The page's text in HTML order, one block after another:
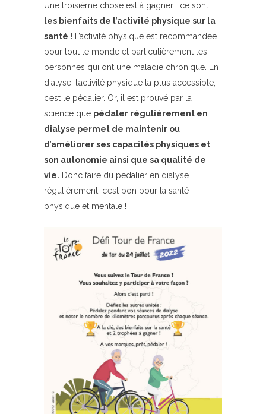
Une troisième chose est à gagner : ce sont
les bienfaits de l’activité physique sur la
santé ! L’activité physique est recommandée
pour tout le monde et particulièrement les
personnes qui ont une maladie chronique. En
dialyse, l’activité physique la plus accessible,
c’est le pédalier. Or, il est prouvé par la
science que pédaler régulièrement en
dialyse permet de maintenir ou
d’améliorer ses capacités physiques et
son autonomie ainsi que sa qualité de
vie. Donc faire du pédalier en dialyse
régulièrement, c’est bon pour la santé
physique et mentale !